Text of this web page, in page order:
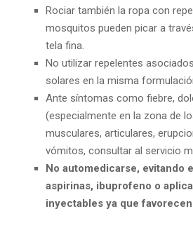
Rociar también la ropa con
mosquitos pueden picar a
tela fina.
No utilizar repelentes
solares en la misma
Ante síntomas como fiebre,
(especialmente en la zona de
musculares, articulares,
vómitos, consultar al servicio
No automedicarse, evitando
aspirinas, ibuprofeno o
inyectables ya que